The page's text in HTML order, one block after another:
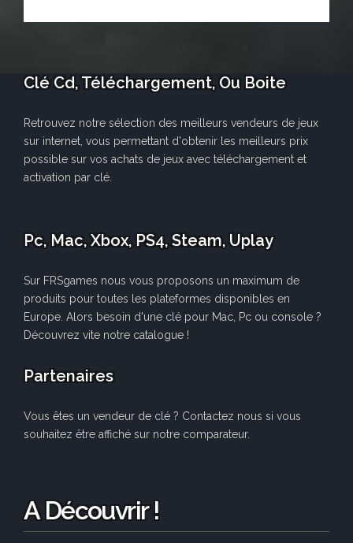
Clé Cd, Téléchargement, Ou Boite
Retrouvez notre sélection des meilleurs vendeurs de jeux
sur internet, vous permettant d'obtenir les meilleurs prix
possible sur vos achats de jeux avec téléchargement et
activation par clé.
Pc, Mac, Xbox, PS4, Steam, Uplay
Sur FRSgames nous vous proposons un maximum de
produits pour toutes les plateformes disponibles en
Europe. Alors besoin d'une clé pour Mac, Pc ou console ?
Découvrez vite notre catalogue !
Partenaires
Vous êtes un vendeur de clé ? Contactez nous si vous
souhaitez être affiché sur notre comparateur.
A Découvrir !